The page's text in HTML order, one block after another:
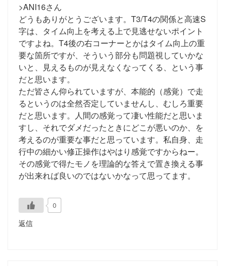
>ANI16さん
どうもありがとうございます。T3/T4の関係と高速S
字は、タイム向上を考える上で見逃せないポイント
ですよね。T4後の右コーナーとかはタイム向上の重
要な箇所ですが、そういう部分も問題視していかな
いと、見えるものが見えなくなってくる、という事
だと思います。
ただ皆さん仰られていますが、本能的（感覚）で走
るというのは全然否定していませんし、むしろ重要
だと思います。人間の感覚って凄い性能だと思いま
すし、それでダメだったときにどこが悪いのか、を
考えるのが重要な事だと思っています。私自身、走
行中の細かい修正操作はやはり感覚ですからねー。
その感覚で得たモノを理論的な答えで置き換える事
が出来れば良いのではないかなって思ってます。
0
返信